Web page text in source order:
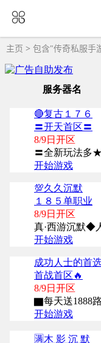
主页 > 包含"传奇私服手